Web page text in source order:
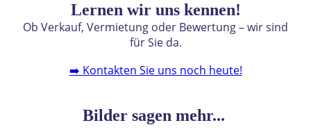
Lernen wir uns kennen!
Ob Verkauf, Vermietung oder Bewertung – wir sind
für Sie da.
➡️ Kontakten Sie uns noch heute!
Bilder sagen mehr...